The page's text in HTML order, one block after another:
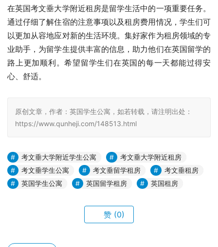
在英国考文垂大学附近租房是留学生活中的一项重要任务。
通过仔细了解住宿的注意事项以及租房费用情况，学生们可
以更加从容地应对新的生活环境。集好家作为租房领域的专
业助手，为留学生提供丰富的信息，助力他们在英国留学的
路上更加顺利。希望留学生们在英国的每一天都能过得安
心、舒适。
原创文章，作者：英国学生公寓，如若转载，请注明出处：
https://www.qunheji.com/148513.html
考文垂大学附近学生公寓
考文垂大学附近租房
考文垂学生公寓
考文垂留学租房
考文垂租房
英国学生公寓
英国留学租房 英国租房
赞 (0)